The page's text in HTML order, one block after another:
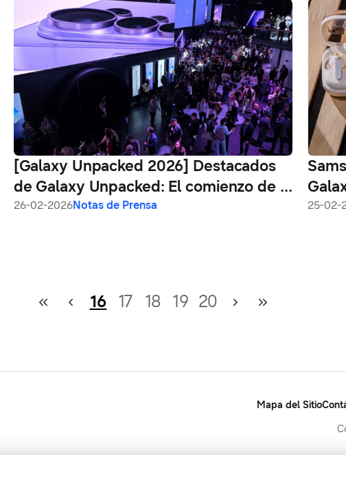
[Galaxy Unpacked 2026] Destacados
de Galaxy Unpacked: El comienzo de la
IA verdaderamente agéntica
26-02-2026Notas de Prensa 25-02-
16 17 18 19 20
Mapa del Sitio